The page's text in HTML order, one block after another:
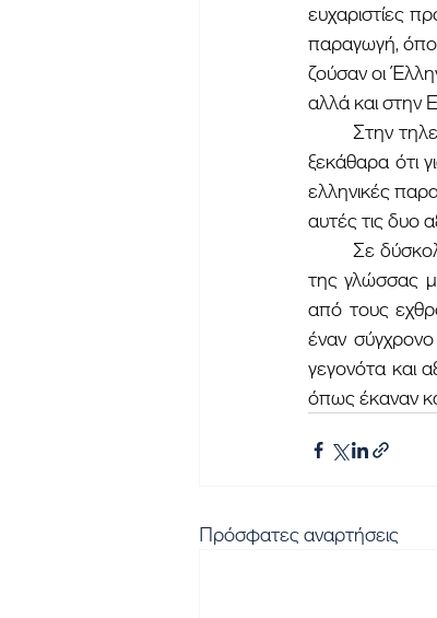
ευχαριστίες
παραγωγή,
ζούσαν οι
αλλά και στην
ξεκάθαρα ότι
ελληνικές
της γλώσσας
από τους
έναν
γεγονότα και
όπως έκαναν
Πρόσφατες αναρτήσεις